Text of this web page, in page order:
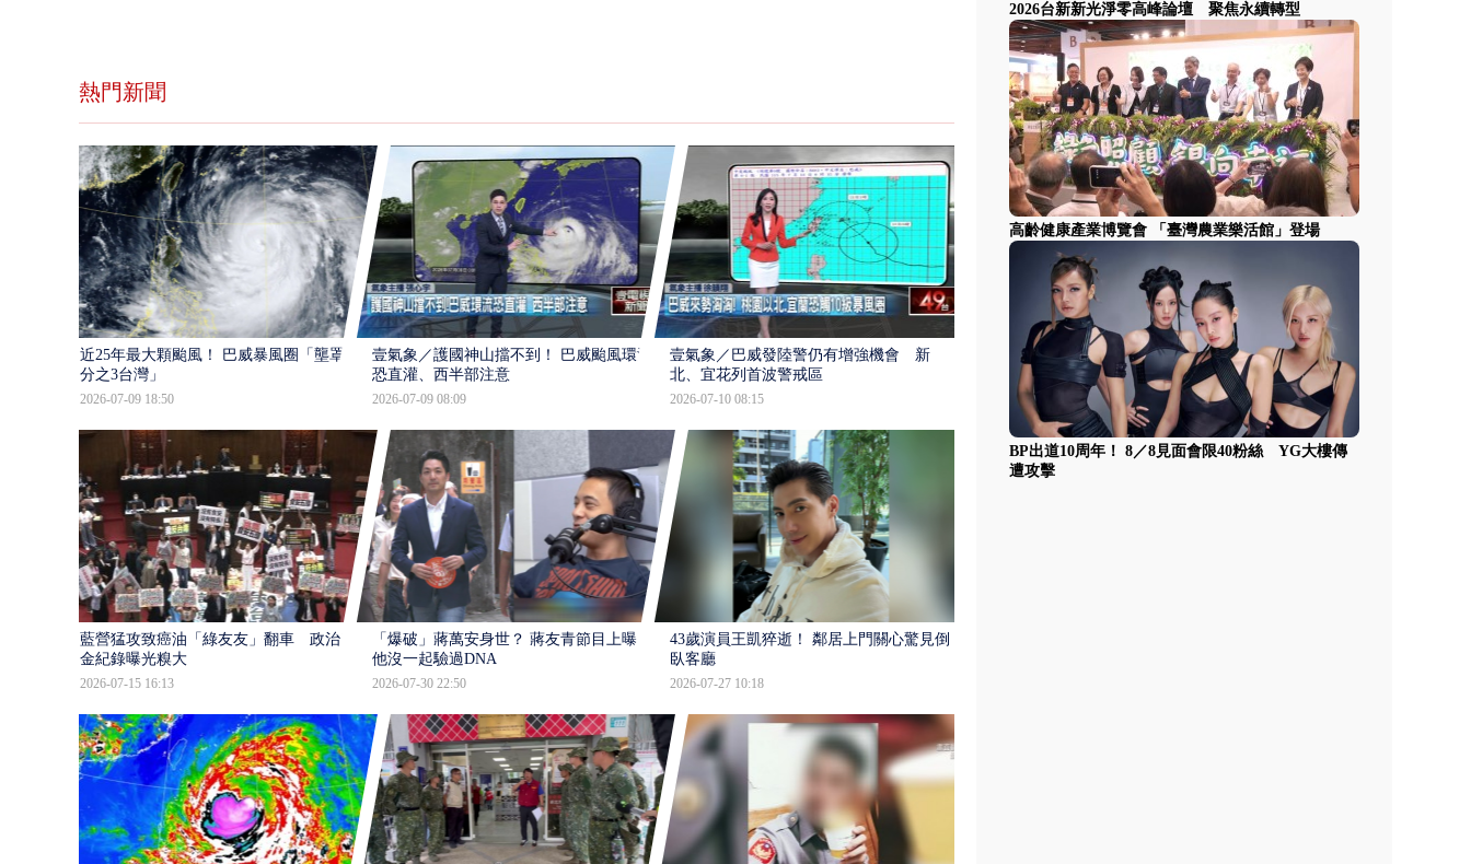
熱門新聞
近25年最大顆颱風！ 巴威暴風圈「壟罩4
分之3台灣」
2026-07-09 18:50
壹氣象／護國神山擋不到！ 巴威颱風環流
恐直灌、西半部注意
2026-07-09 08:09
壹氣象／巴威發陸警仍有增強機會 新
北、宜花列首波警戒區
2026-07-10 08:15
藍營猛攻致癌油「綠友友」翻車 政治獻
金紀錄曝光糗大
2026-07-15 16:13
「爆破」蔣萬安身世？ 蔣友青節目上曝：
他沒一起驗過DNA
2026-07-30 22:50
43歲演員王凱猝逝！ 鄰居上門關心驚見倒
臥客廳
2026-07-27 10:18
2026台新新光淨零高峰論壇 聚焦永續轉型
高齡健康產業博覽會 「臺灣農業樂活館」登場
BP出道10周年！ 8／8見面會限40粉絲 YG大樓傳
遭攻擊